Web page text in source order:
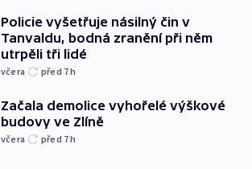
Policie vyšetřuje násilný čin v
Tanvaldu, bodná zranění při něm
utrpěli tři lidé
včera před 7h
Začala demolice vyhořelé výškové
budovy ve Zlíně
včera před 7h